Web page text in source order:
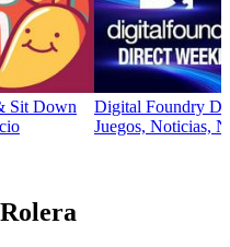
Sit Down
Digital Foundry
Juegos, Noticias,